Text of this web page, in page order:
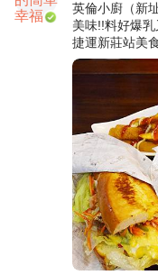
英倫小廚（新
美味!!料好爆
捷運新莊站美